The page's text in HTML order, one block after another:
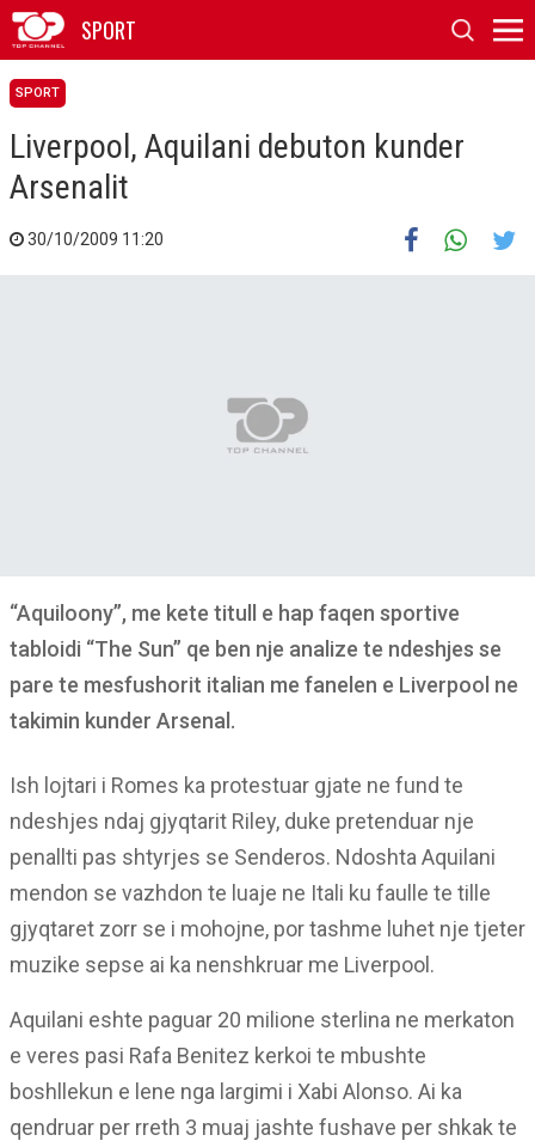
SPORT
SPORT
Liverpool, Aquilani debuton kunder
Arsenalit
30/10/2009 11:20
“Aquiloony”, me kete titull e hap faqen sportive
tabloidi “The Sun” qe ben nje analize te ndeshjes se
pare te mesfushorit italian me fanelen e Liverpool ne
takimin kunder Arsenal.
Ish lojtari i Romes ka protestuar gjate ne fund te
ndeshjes ndaj gjyqtarit Riley, duke pretenduar nje
penallti pas shtyrjes se Senderos. Ndoshta Aquilani
mendon se vazhdon te luaje ne Itali ku faulle te tille
gjyqtaret zorr se i mohojne, por tashme luhet nje tjeter
muzike sepse ai ka nenshkruar me Liverpool.
Aquilani eshte paguar 20 milione sterlina ne merkaton
e veres pasi Rafa Benitez kerkoi te mbushte
boshllekun e lene nga largimi i Xabi Alonso. Ai ka
qendruar per rreth 3 muaj jashte fushave per shkak te